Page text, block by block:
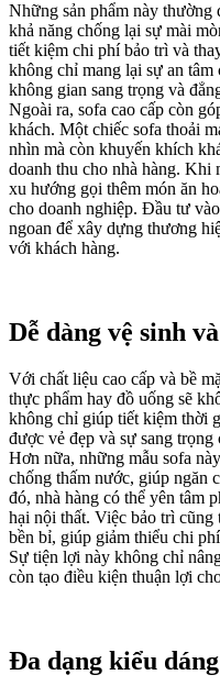
Những sản phẩm này
khả năng chống lại sự mài
tiết kiệm chi phí bảo trì và
không chỉ mang lại sự an
không gian sang trọng và
Ngoài ra, sofa cao cấp còn
khách. Một chiếc sofa thoải
nhìn mà còn khuyến khích
doanh thu cho nhà hàng. Khi
xu hướng gọi thêm món ăn
cho doanh nghiệp. Đầu tư
ngoan để xây dựng thương
với khách hàng.
Dễ dàng vệ sinh
Với chất liệu cao cấp và bề
thực phẩm hay đồ uống sẽ
không chỉ giúp tiết kiệm thời
được vẻ đẹp và sự sang trọng
Hơn nữa, những mẫu sofa
chống thấm nước, giúp ngăn
đó, nhà hàng có thể yên tâm
hại nội thất. Việc bảo trì cũng
bền bỉ, giúp giảm thiểu chi
Sự tiện lợi này không chỉ
còn tạo điều kiện thuận lợi
Đa dạng kiểu